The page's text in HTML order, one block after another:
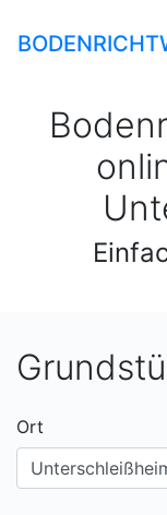
Ort